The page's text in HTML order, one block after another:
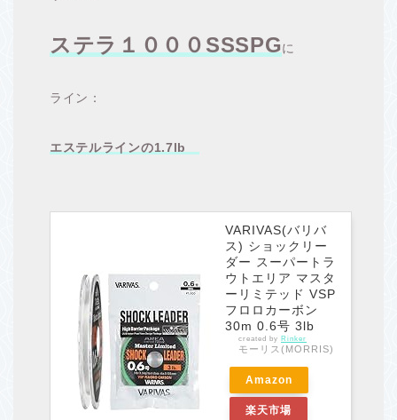
ステラ１０００SSSPGに
ライン：
エステルラインの1.7lb
VARIVAS(バリバ
ス) ショックリー
ダー スーパートラ
ウトエリア マスタ
ーリミテッド VSP
フロロカーボン
30m 0.6号 3lb
created by Rinker
モーリス(MORRIS)
Amazon
楽天市場